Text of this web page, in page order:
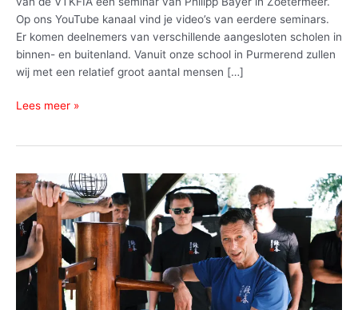
Op ons YouTube kanaal vind je video’s van eerdere seminars.
Er komen deelnemers van verschillende aangesloten scholen in
binnen- en buitenland. Vanuit onze school in Purmerend zullen
wij met een relatief groot aantal mensen […]
Lees meer »